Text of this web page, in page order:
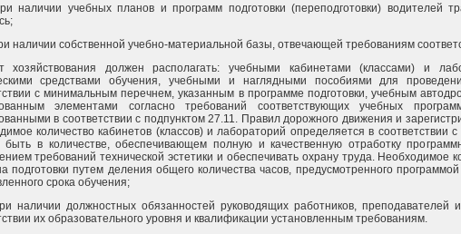
наличии учебных планов и программ подготовки (переподготовки) водителей
наличии собственной учебно-материальной базы, отвечающей требованиям
хозяйствования должен располагать: учебными кабинетами (классами) и
средствами обучения, учебными и наглядными пособиями для
с минимальным перечнем, указанным в программе подготовки, учебным
элементами согласно требований соответствующих учебных
в соответствии с подпунктом 27.11. Правил дорожного движения и
количество кабинетов (классов) и лабораторий определяется в
быть в количестве, обеспечивающем полную и качественную отработку
требований технической эстетики и обеспечивать охрану труда. Необходимое
подготовки путем деления общего количества часов, предусмотренного
срока обучения;
наличии должностных обязанностей руководящих работников,
их образовательного уровня и квалификации установленным требованиям.